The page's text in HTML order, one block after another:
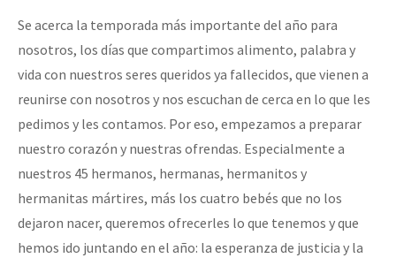
Se acerca la temporada más importante del año para
nosotros, los días que compartimos alimento, palabra y
vida con nuestros seres queridos ya fallecidos, que vienen a
reunirse con nosotros y nos escuchan de cerca en lo que les
pedimos y les contamos. Por eso, empezamos a preparar
nuestro corazón y nuestras ofrendas. Especialmente a
nuestros 45 hermanos, hermanas, hermanitos y
hermanitas mártires, más los cuatro bebés que no los
dejaron nacer, queremos ofrecerles lo que tenemos y que
hemos ido juntando en el año: la esperanza de justicia y la